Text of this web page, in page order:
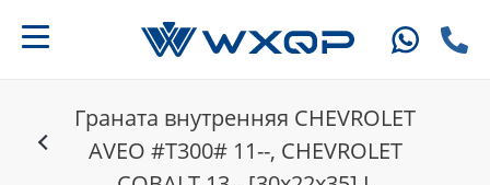
Граната внутренняя CHEVROLET
AVEO #T300# 11--, CHEVROLET